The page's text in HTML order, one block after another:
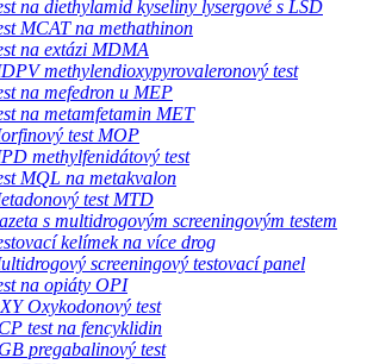
na diethylamid kyseliny lysergové s LSD
MCAT na methathinon
na extázi MDMA
methylendioxypyrovaleronový test
na mefedron u MEP
na metamfetamin MET
test MOP
methylfenidátový test
MQL na metakvalon
test MTD
s multidrogovým screeningovým testem
kelímek na více drog
screeningový testovací panel
na opiáty OPI
Oxykodonový test
test na fencyklidin
pregabalinový test